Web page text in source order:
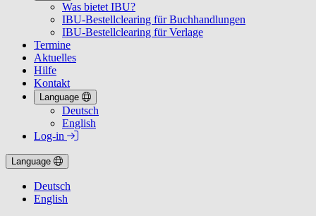
Was bietet IBU?
IBU-Bestellclearing für Buchhandlungen
IBU-Bestellclearing für Verlage
Termine
Aktuelles
Hilfe
Kontakt
Language
Deutsch
English
Log-in
Language
Deutsch
English